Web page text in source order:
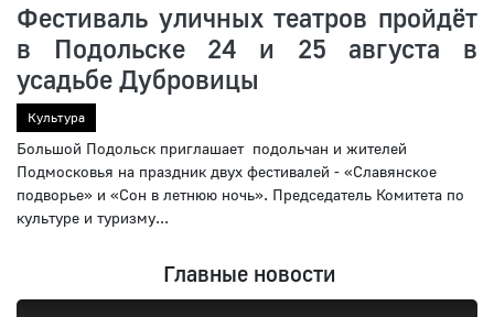
Фестиваль уличных театров пройдёт
в Подольске 24 и 25 августа в
усадьбе Дубровицы
Культура
Большой Подольск приглашает подольчан и жителей
Подмосковья на праздник двух фестивалей - «Славянское
подворье» и «Сон в летнюю ночь». Председатель Комитета по
культуре и туризму...
Главные новости